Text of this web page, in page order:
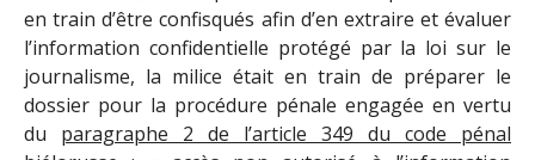
en train d’être confisqués afin d’en extraire et évaluer
l’information confidentielle protégé par la loi sur le
journalisme, la milice était en train de préparer le
dossier pour la procédure pénale engagée en vertu
du paragraphe 2 de l’article 349 du code pénal